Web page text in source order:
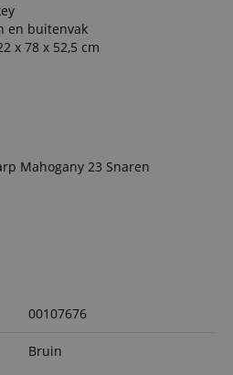
en buitenvak
x 78 x 52,5 cm
Mahogany 23 Snaren
00107676
Bruin